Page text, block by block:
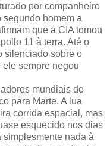
por companheiro
segundo homem a
que a CIA tomou
11 à terra. Até o
silenciado sobre o
sempre negou
mundiais do
para Marte. A lua
corrida espacial, mas
esquecido nos dias
nada à